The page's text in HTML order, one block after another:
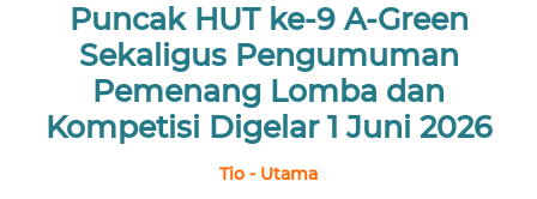
Puncak HUT ke-9 A-Green
Sekaligus Pengumuman
Pemenang Lomba dan
Kompetisi Digelar 1 Juni 2026
Tio - Utama
UTAMA
NUSANTARA